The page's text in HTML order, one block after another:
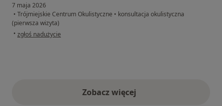
7 maja 2026
• Trójmiejskie Centrum Okulistyczne • konsultacja okulistyczna
(pierwsza wizyta)
• w opinii użytkownika AS
zgłoś nadużycie
Zobacz więcejopinie powyżej